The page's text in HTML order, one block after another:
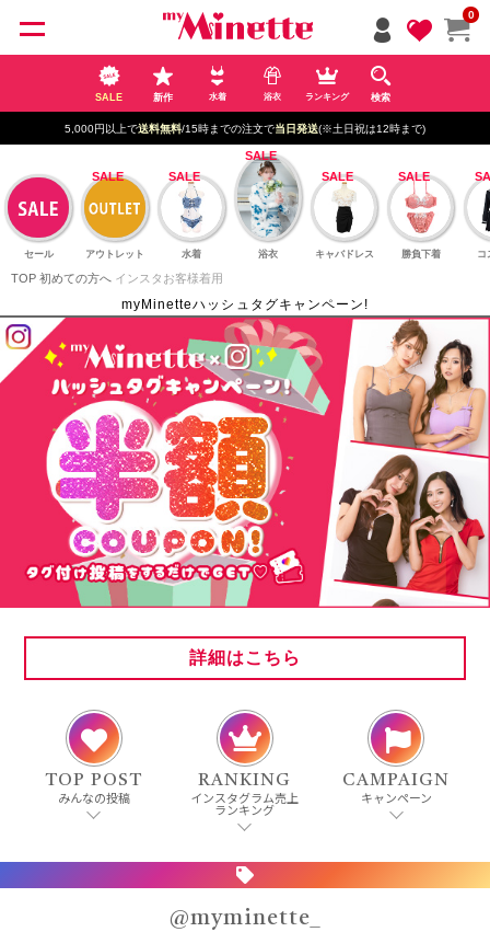
0
SALE 新作 水着 浴衣 ランキング 検索
5,000円以上で送料無料/15時までの注文で当日発送(※土日祝は12時まで)
セール アウトレット 水着 浴衣 キャバドレス 勝負下着 コ
TOP 初めての方へ インスタお客様着用
myMinetteハッシュタグキャンペーン!
詳細はこちら
TOP POST
みんなの投稿
RANKING
インスタグラム売上
ランキング
CAMPAIGN
キャンペーン
@myminette_
ペー
ジト
ップ